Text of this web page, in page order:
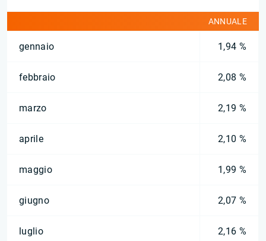
ANNUALE
gennaio 1,94 %
febbraio 2,08 %
marzo 2,19 %
aprile 2,10 %
maggio 1,99 %
giugno 2,07 %
luglio 2,16 %